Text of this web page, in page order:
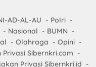
AD-AL-AU
Polri
Nasional
BUMN
Olahraga
Opini
Privasi Sibernkri.com
Privasi Sibernkri.id